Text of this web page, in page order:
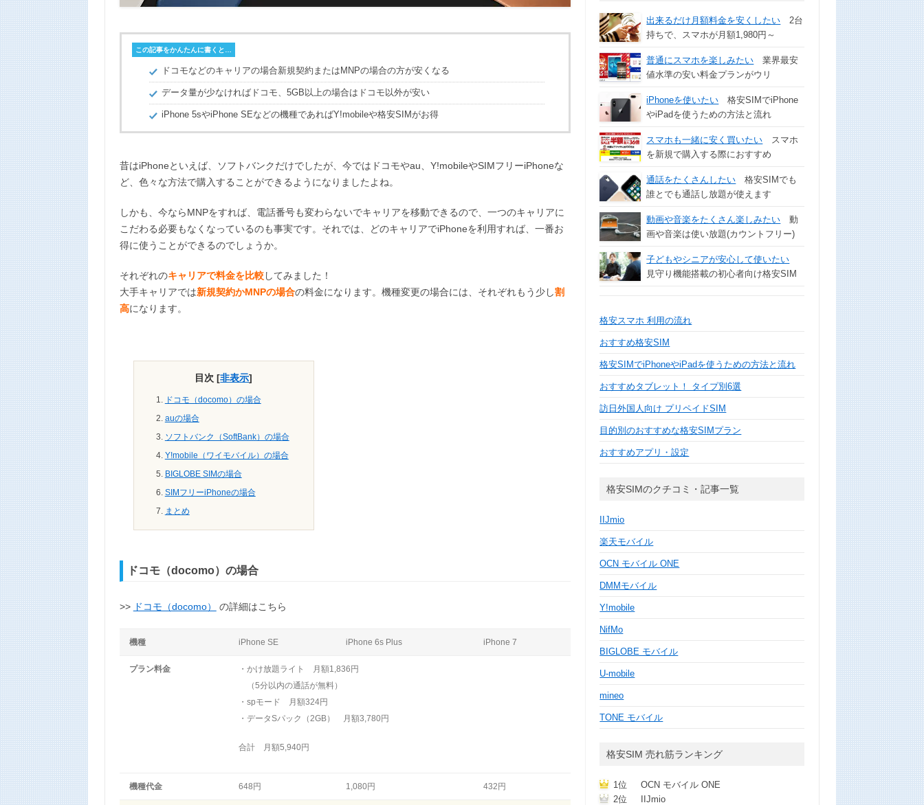
この記事をかんたんに書くと…
ドコモなどのキャリアの場合新規契約またはMNPの場合の方が安くなる
データ量が少なければドコモ、5GB以上の場合はドコモ以外が安い
iPhone 5sやiPhone SEなどの機種であればY!mobileや格安SIMがお得
昔はiPhoneといえば、ソフトバンクだけでしたが、今ではドコモやau、Y!mobileやSIMフリーiPhoneな
ど、色々な方法で購入することができるようになりましたよね。
しかも、今ならMNPをすれば、電話番号も変わらないでキャリアを移動できるので、一つのキャリアに
こだわる必要もなくなっているのも事実です。それでは、どのキャリアでiPhoneを利用すれば、一番お
得に使うことができるのでしょうか。
それぞれのキャリアで料金を比較してみました！
大手キャリアでは新規契約かMNPの場合の料金になります。機種変更の場合には、それぞれもう少し割
高になります。
目次 [非表示]
ドコモ（docomo）の場合
auの場合
ソフトバンク（SoftBank）の場合
Y!mobile（ワイモバイル）の場合
BIGLOBE SIMの場合
SIMフリーiPhoneの場合
まとめ
ドコモ（docomo）の場合
>> ドコモ（docomo） の詳細はこちら
機種 iPhone SE iPhone 6s Plus iPhone 7
プラン料金
・かけ放題ライト 月額1,836円
（5分以内の通話が無料）
・spモード 月額324円
・データSパック（2GB） 月額3,780円
合計 月額5,940円
機種代金 648円 1,080円 432円
出来るだけ月額料金を安くしたい 2台
持ちで、スマホが月額1,980円～
普通にスマホを楽しみたい 業界最安
値水準の安い料金プランがウリ
iPhoneを使いたい 格安SIMでiPhone
やiPadを使うための方法と流れ
スマホも一緒に安く買いたい スマホ
を新規で購入する際におすすめ
通話をたくさんしたい 格安SIMでも
誰とでも通話し放題が使えます
動画や音楽をたくさん楽しみたい 動
画や音楽は使い放題(カウントフリー)
子どもやシニアが安心して使いたい
見守り機能搭載の初心者向け格安SIM
格安スマホ 利用の流れ
おすすめ格安SIM
格安SIMでiPhoneやiPadを使うための方法と流れ
おすすめタブレット！ タイプ別6選
訪日外国人向け プリペイドSIM
目的別のおすすめな格安SIMプラン
おすすめアプリ・設定
格安SIMのクチコミ・記事一覧
IIJmio
楽天モバイル
OCN モバイル ONE
DMMモバイル
Y!mobile
NifMo
BIGLOBE モバイル
U-mobile
mineo
TONE モバイル
格安SIM 売れ筋ランキング
1位
OCN モバイル ONE
2位
IIJmio